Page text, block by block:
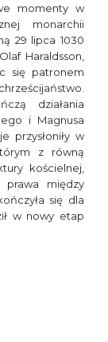
momenty w
monarchii
29 lipca 1030
Haraldsson,
się patronem
działania
i Magnusa
przysłoniły w
z równą
kościelnej,
między
się dla
w nowy etap